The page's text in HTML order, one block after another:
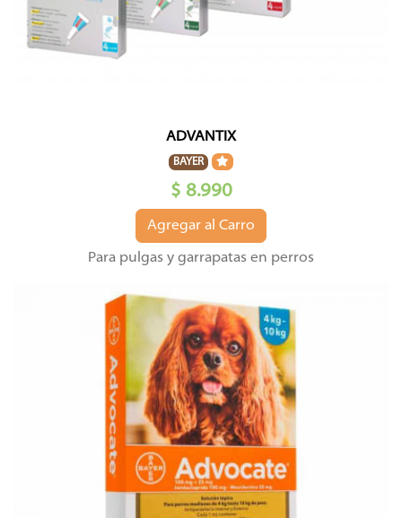
ADVANTIX
BAYER
$ 8.990
Agregar al Carro
Para pulgas y garrapatas en perros